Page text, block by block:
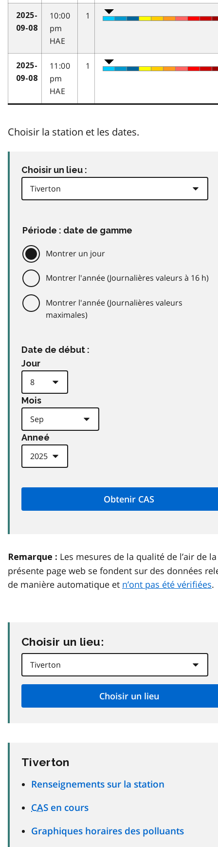
2025-
09-08
10:00
pm
HAE
1
2025-
09-08
11:00
pm
HAE
1
Choisir la station et les dates.
Choisir un lieu :
Période : date de gamme
Montrer un jour
Montrer l'année (Journalières valeurs à 16 h)
Montrer l'année (Journalières valeurs
maximales)
Date de début :
Jour
Mois
Anneé
Remarque : Les mesures de la qualité de l’air de la
présente page web se fondent sur des données
de manière automatique et n’ont pas été vérifiées.
Choisir un lieu:
Tiverton
Renseignements sur la station
CAS en cours
Graphiques horaires des polluants